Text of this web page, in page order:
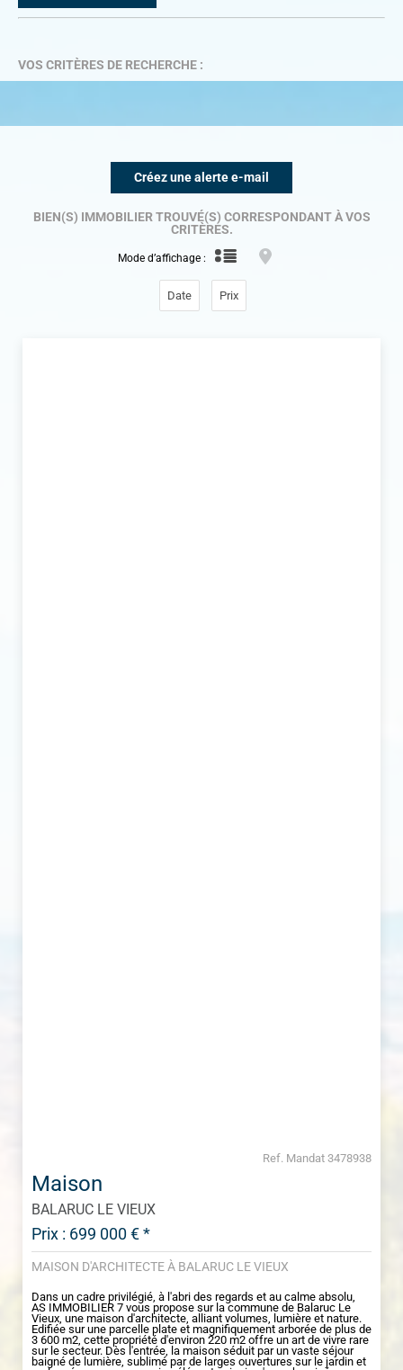
VOS CRITÈRES DE RECHERCHE :
Créez une alerte e-mail
Mode d’affichage :
BIEN(S) IMMOBILIER TROUVÉ(S) CORRESPONDANT À VOS
CRITÈRES.
Date Prix
Ref. Mandat 3478938
Maison
BALARUC LE VIEUX
Prix : 699 000 € *
MAISON D'ARCHITECTE À BALARUC LE VIEUX
Dans un cadre privilégié, à l'abri des regards et au calme absolu,
AS IMMOBILIER 7 vous propose sur la commune de Balaruc Le
Vieux, une maison d'architecte, alliant volumes, lumière et nature.
Edifiée sur une parcelle plate et magnifiquement arborée de plus de
3 600 m2, cette propriété d'environ 220 m2 offre un art de vivre rare
sur le secteur. Dès l'entrée, la maison séduit par un vaste séjour
baigné de lumière, sublimé par de larges ouvertures sur le jardin et